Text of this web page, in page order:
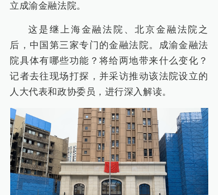
立成渝金融法院。
这是继上海金融法院、北京金融法院之
后，中国第三家专门的金融法院。成渝金融法
院具体有哪些功能？将给两地带来什么变化？
记者去往现场打探，并采访推动该法院设立的
人大代表和政协委员，进行深入解读。